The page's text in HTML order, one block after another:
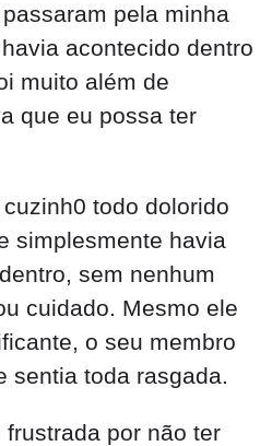
pela minha
acontecido dentro
muito além de
que eu possa ter
todo dolorido
simplesmente havia
sem nenhum
cuidado. Mesmo ele
o seu membro
sentia toda rasgada.
por não ter